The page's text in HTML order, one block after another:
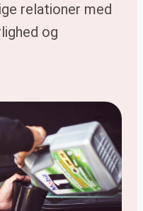
relationer med
og